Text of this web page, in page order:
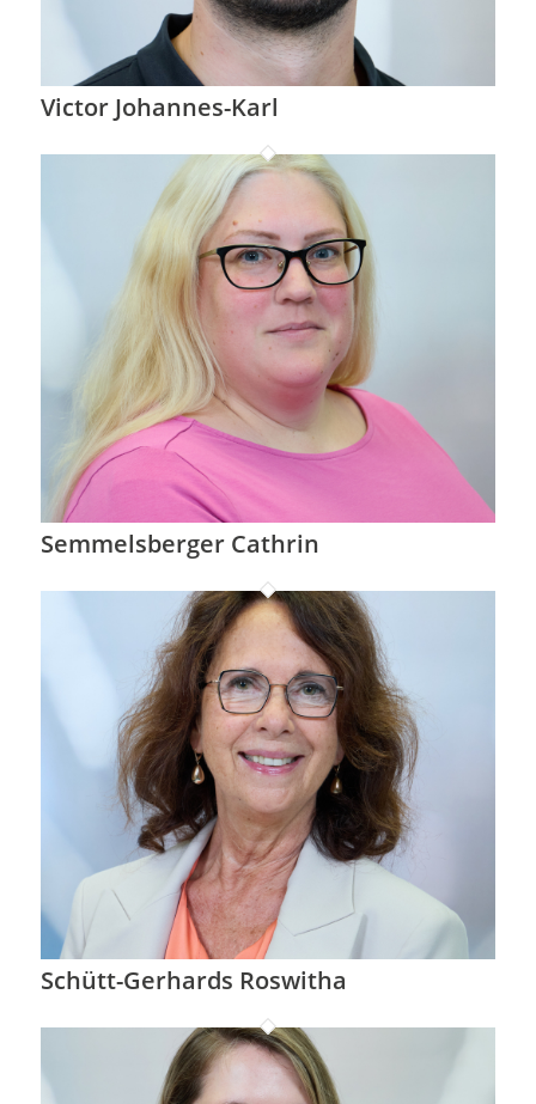
Victor Johannes-Karl
Semmelsberger Cathrin
Schütt-Gerhards Roswitha